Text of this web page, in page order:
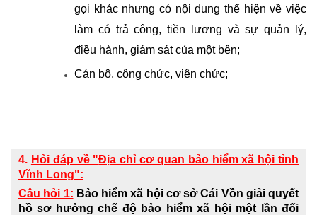
gọi khác nhưng có nội dung thể hiện về việc
làm có trả công, tiền lương và sự quản lý,
điều hành, giám sát của một bên;
Cán bộ, công chức, viên chức;
4. Hỏi đáp về "Địa chỉ cơ quan bảo hiểm xã hội tỉnh
Vĩnh Long":
Câu hỏi 1: Bảo hiểm xã hội cơ sở Cái Vồn giải quyết
hồ sơ hưởng chế độ bảo hiểm xã hội một lần đối